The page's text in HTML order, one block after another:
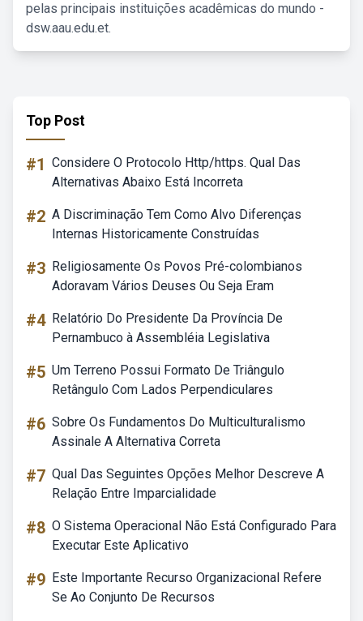
pelas principais instituições acadêmicas do mundo -
dsw.aau.edu.et.
Top Post
#1 Considere O Protocolo Http/https. Qual Das
Alternativas Abaixo Está Incorreta
#2 A Discriminação Tem Como Alvo Diferenças
Internas Historicamente Construídas
#3 Religiosamente Os Povos Pré-colombianos
Adoravam Vários Deuses Ou Seja Eram
#4 Relatório Do Presidente Da Província De
Pernambuco à Assembléia Legislativa
#5 Um Terreno Possui Formato De Triângulo
Retângulo Com Lados Perpendiculares
#6 Sobre Os Fundamentos Do Multiculturalismo
Assinale A Alternativa Correta
#7 Qual Das Seguintes Opções Melhor Descreve A
Relação Entre Imparcialidade
#8 O Sistema Operacional Não Está Configurado Para
Executar Este Aplicativo
#9 Este Importante Recurso Organizacional Refere
Se Ao Conjunto De Recursos